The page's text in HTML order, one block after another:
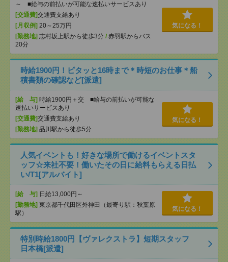
～ ■給与の前払いが可能な速払いサービスあり
[交通費]交通費支給あり
[月収例] 20～25万円
[勤務地] 志村坂上駅から徒歩3分 / 赤羽駅からバス
20分
気になる！
時給1900円！ピタッと16時まで＊時短のお仕事＊船
積書類の確認など[派遣]
[給 与] 時給1900円＋交 ■給与の前払いが可能な
速払いサービスあり
[交通費]交通費支給あり
[勤務地] 品川駅から徒歩5分
気になる！
人気イベントも！好きな場所で働けるイベントスタ
ッフ☆来社不要！働いたその日に給料もらえる日払
い/T1[アルバイト]
[給 与] 日給13,000円～
[勤務地] 東京都千代田区外神田（最寄り駅：秋葉原
駅）
気になる！
特別時給1800円【ヴァレクストラ】短期スタッフ
日本橋[派遣]